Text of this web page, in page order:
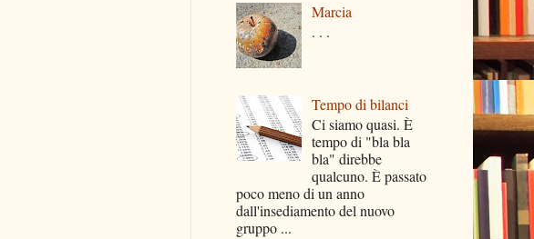
Marcia
. . .
Tempo di bilanci
Ci siamo quasi. È
tempo di "bla bla
bla" direbbe
qualcuno. È passato
poco meno di un anno
dall'insediamento del nuovo
gruppo ...